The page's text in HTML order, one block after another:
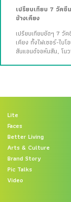
เปรียบเทียบ 7 วัค
ข้างเคียง
เปรียบเทียบชัดๆ 7 วั
เคียง ทั้งไฟเซอร์-ไบโ
สันแอนด์จอห์นสัน, โน
Lite
Faces
Better Living
Arts & Culture
Brand Story
Pic Talks
Video